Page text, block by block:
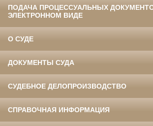
ПОДАЧА ПРОЦЕССУАЛЬНЫХ
ЭЛЕКТРОННОМ ВИДЕ
О СУДЕ
ДОКУМЕНТЫ СУДА
СУДЕБНОЕ ДЕЛОПРОИЗВОДСТВО
СПРАВОЧНАЯ ИНФОРМАЦИЯ